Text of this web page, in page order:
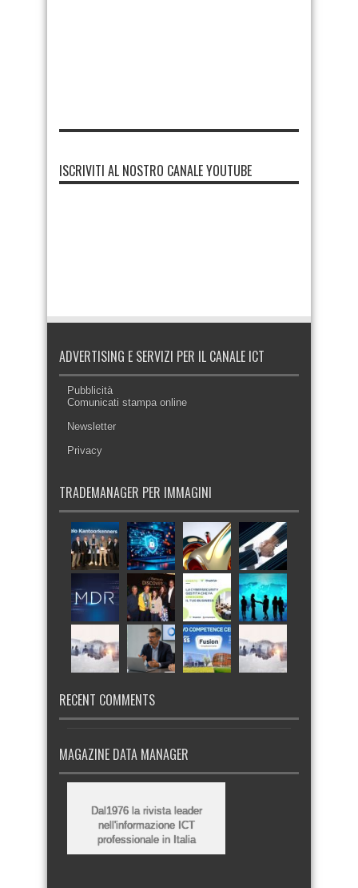
ISCRIVITI AL NOSTRO CANALE YOUTUBE
ADVERTISING E SERVIZI PER IL CANALE ICT
Pubblicità
Comunicati stampa online
Newsletter
Privacy
TRADEMANAGER PER IMMAGINI
RECENT COMMENTS
MAGAZINE DATA MANAGER
Dal1976 la rivista leader
nell'informazione ICT
professionale in Italia